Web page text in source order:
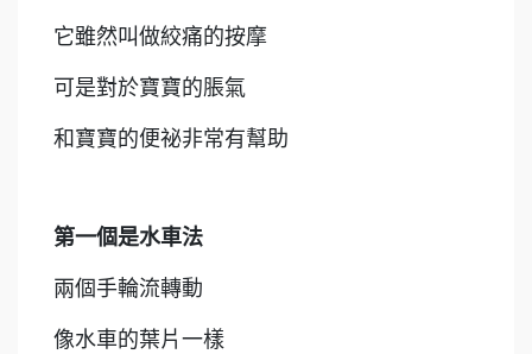
它雖然叫做絞痛的按摩
可是對於寶寶的脹氣
和寶寶的便祕非常有幫助
第一個是水車法
兩個手輪流轉動
像水車的葉片一樣